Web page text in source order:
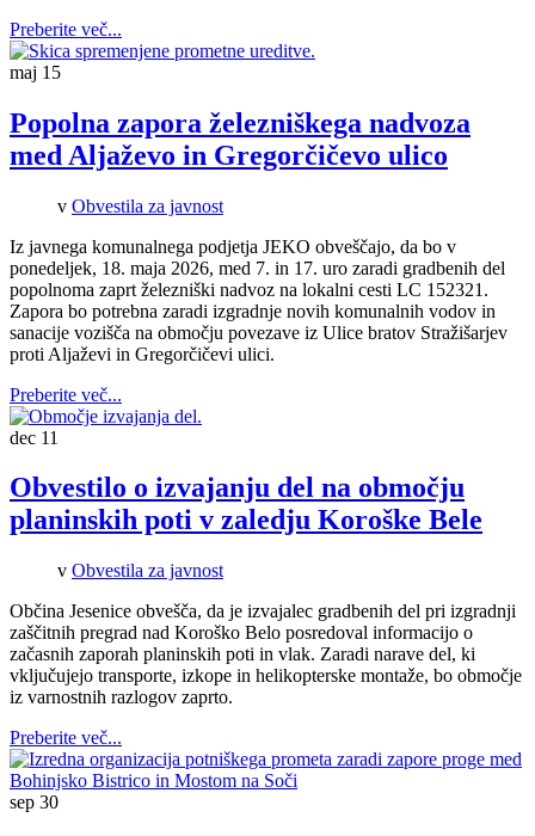
Preberite več...
maj 15
Popolna zapora železniškega nadvoza
med Aljaževo in Gregorčičevo ulico
v Obvestila za javnost
Iz javnega komunalnega podjetja JEKO obveščajo, da bo v
ponedeljek, 18. maja 2026, med 7. in 17. uro zaradi gradbenih del
popolnoma zaprt železniški nadvoz na lokalni cesti LC 152321.
Zapora bo potrebna zaradi izgradnje novih komunalnih vodov in
sanacije vozišča na območju povezave iz Ulice bratov Stražišarjev
proti Aljaževi in Gregorčičevi ulici.
Preberite več...
dec 11
Obvestilo o izvajanju del na območju
planinskih poti v zaledju Koroške Bele
v Obvestila za javnost
Občina Jesenice obvešča, da je izvajalec gradbenih del pri izgradnji
zaščitnih pregrad nad Koroško Belo posredoval informacijo o
začasnih zaporah planinskih poti in vlak. Zaradi narave del, ki
vključujejo transporte, izkope in helikopterske montaže, bo območje
iz varnostnih razlogov zaprto.
Preberite več...
sep 30